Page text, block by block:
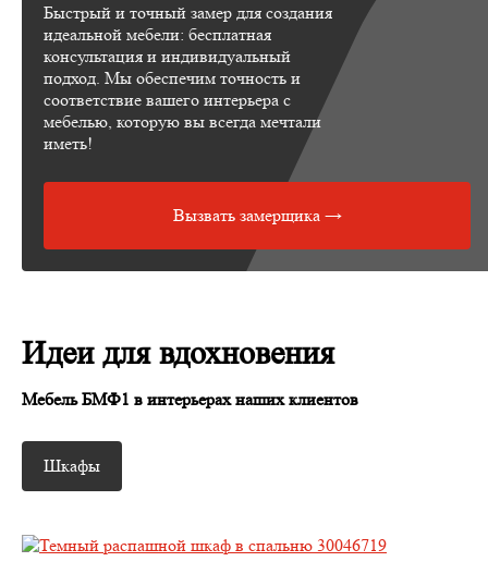
Быстрый и точный замер для создания
идеальной мебели: бесплатная
консультация и индивидуальный
подход. Мы обеспечим точность и
соответствие вашего интерьера с
мебелью, которую вы всегда мечтали
иметь!
Вызвать замерщика →
Идеи для вдохновения
Мебель БМФ1 в интерьерах наших клиентов
Шкафы